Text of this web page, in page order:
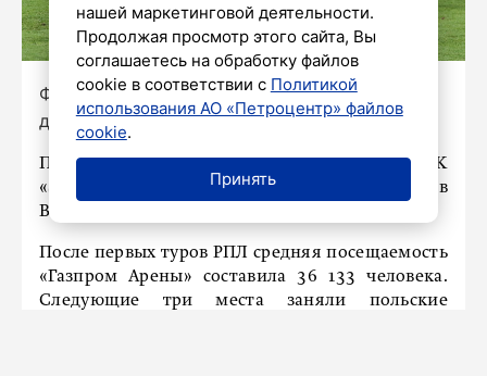
Фото: Александр Глуз/«Петербургский
дневник»
По данным РПЛ, на старте сезона-2024/25 ФК
«Зенит» стал самым посещаемым клубом в
Восточной Европе, пишет СпоRT.
После первых туров РПЛ средняя посещаемость
«Газпром Арены» составила 36 133 человека.
Следующие три места заняли польские
нашей маркетинговой деятельности.
Продолжая просмотр этого сайта, Вы
соглашаетесь на обработку файлов
cookie в соответствии с Политикой
использования АО «Петроцентр» файлов
cookie.
Принять